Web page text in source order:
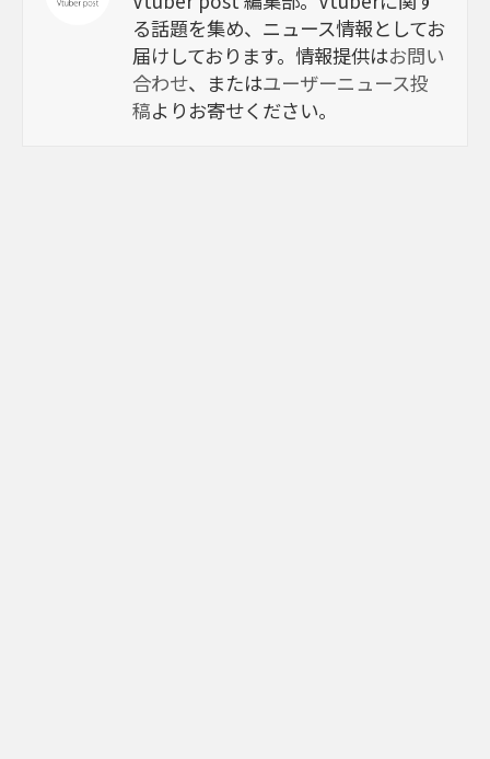
る話題を集め、ニュース情報としてお
届けしております。情報提供はお問い
合わせ、またはユーザーニュース投
稿よりお寄せください。